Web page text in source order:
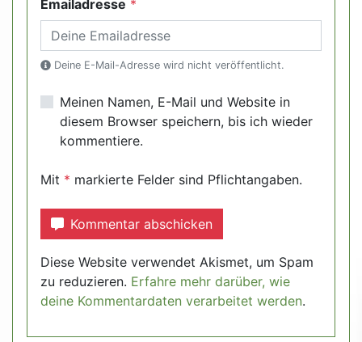
Emailadresse *
Deine E-Mail-Adresse wird nicht veröffentlicht.
Meinen Namen, E-Mail und Website in
diesem Browser speichern, bis ich wieder
kommentiere.
Mit * markierte Felder sind Pflichtangaben.
Kommentar abschicken
Diese Website verwendet Akismet, um Spam
zu reduzieren. Erfahre mehr darüber, wie
deine Kommentardaten verarbeitet werden.